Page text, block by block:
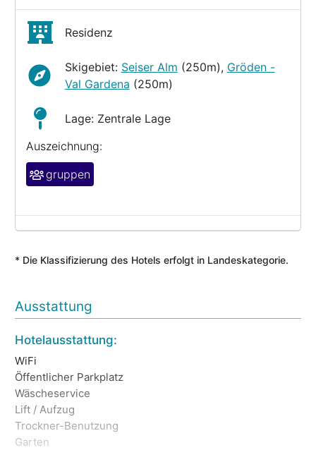
Residenz
Skigebiet: Seiser Alm (250m), Gröden -
Val Gardena (250m)
Lage: Zentrale Lage
Auszeichnung:
gruppen
* Die Klassifizierung des Hotels erfolgt in Landeskategorie.
Ausstattung
Hotelausstattung:
WiFi
Öffentlicher Parkplatz
Wäscheservice
Lift / Aufzug
Trockner-Benutzung
Garten